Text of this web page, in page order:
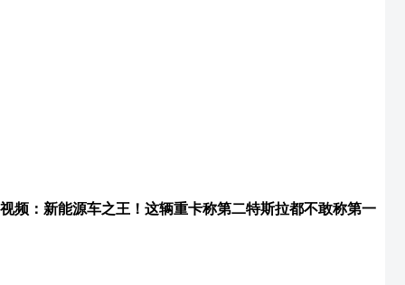
视频：新能源车之王！这辆重卡称第二特斯拉都不敢称第一